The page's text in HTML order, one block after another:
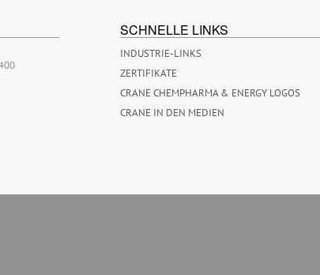
SCHNELLE LINKS
INDUSTRIE-LINKS
ZERTIFIKATE
CRANE CHEMPHARMA & ENERGY LOGOS
CRANE IN DEN MEDIEN